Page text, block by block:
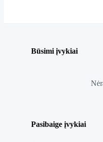
Būsimi įvykiai
Pasibaige įvykiai